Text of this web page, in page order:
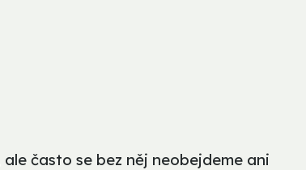
často se bez něj neobejdeme ani